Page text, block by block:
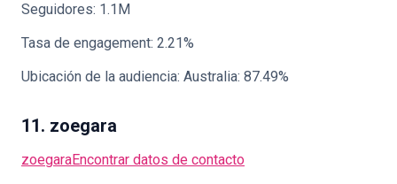
Seguidores: 1.1M
Tasa de engagement: 2.21%
Ubicación de la audiencia: Australia: 87.49%
11. zoegara
zoegaraEncontrar datos de contacto